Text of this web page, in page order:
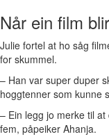
Når ein film
Julie fortel at ho såg
for skummel.
– Han var super duper
hoggtenner som kunne
– Ein legg jo merke til
fem, påpeiker Ahanja.